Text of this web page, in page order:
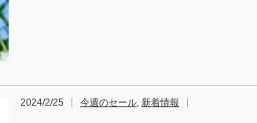
2024/2/25 今週のセール, 新着情報